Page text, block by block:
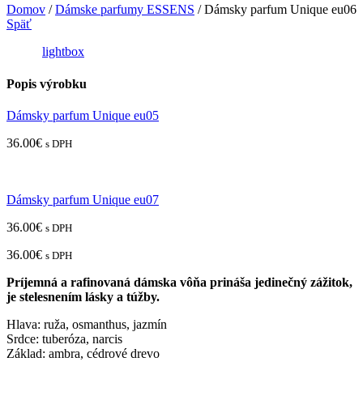
Domov / Dámske parfumy ESSENS /Dámsky parfum Unique eu06
Späť
lightbox
Popis výrobku
Dámsky parfum Unique eu05
36.00€ s DPH
Dámsky parfum Unique eu07
36.00€ s DPH
36.00€ s DPH
Príjemná a rafinovaná dámska vôňa prináša jedinečný zážitok,
je stelesnením lásky a túžby.
Hlava: ruža, osmanthus, jazmín
Srdce: tuberóza, narcis
Základ: ambra, cédrové drevo